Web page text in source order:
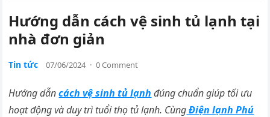
Hướng dẫn cách vệ sinh tủ lạnh tại
nhà đơn giản
Tin tức 07/06/2024 · 0 Comment
Hướng dẫncách vệ sinh tủ lạnh đúng chuẩn giúp tối ưu
hoạt động và duy trì tuổi thọ tủ lạnh. Cùng Điện lạnh Phú